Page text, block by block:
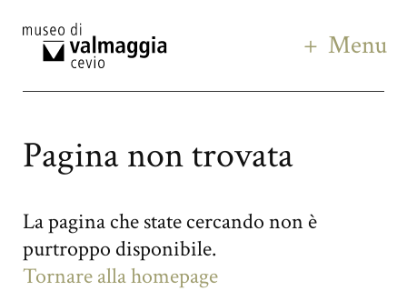
Menu
Pagina non trovata
La pagina che state cercando non è
purtroppo disponibile.
Tornare alla homepage